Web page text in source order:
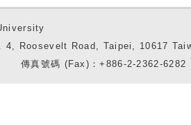
Roosevelt Road, Taipei, 10617
傳真號碼 (Fax)：+886-2-2362-6282